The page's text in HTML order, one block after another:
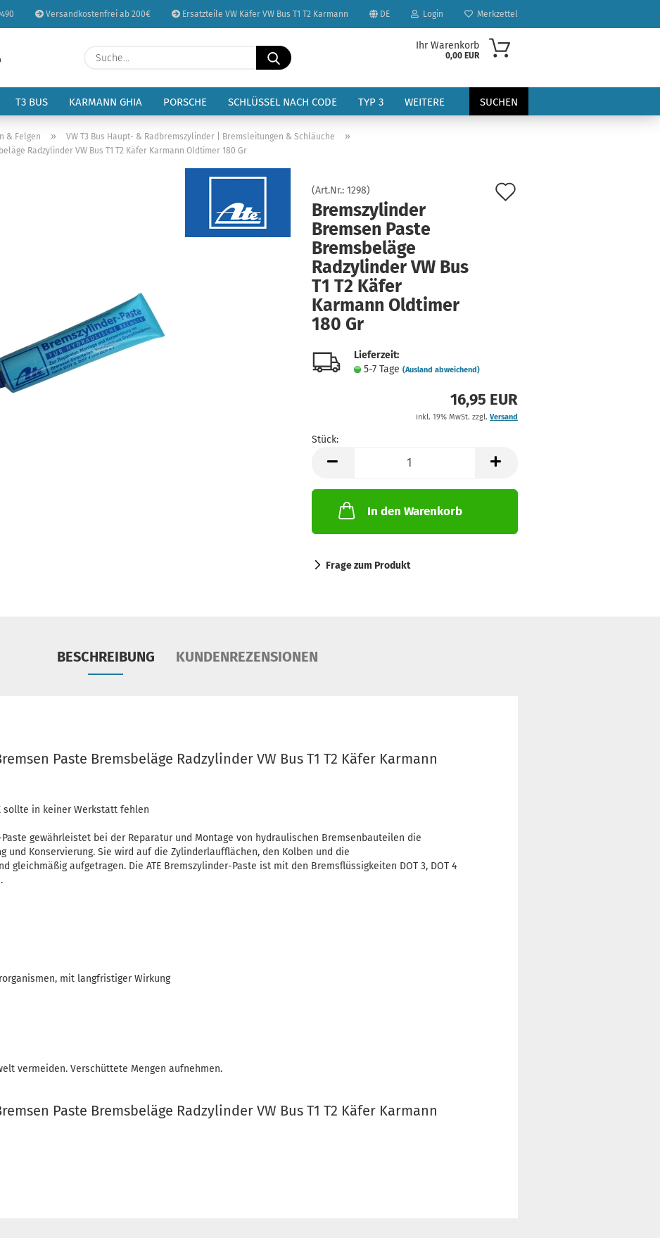
Versandkostenfrei ab 200€ Ersatzteile VW Käfer VW Bus T1 T2 Karmann DE
Sprache auswählen
Lieferland
Login
Konto erstellen
Passwort vergessen?
Merkzettel
Suche...
Ihr Warenkorb
0,00 EUR
T3 BUS KARMANN GHIA PORSCHE SCHLÜSSEL NACH CODE TYP 3 SUCHEN
WEITERE
& Felgen » VW T3 Bus Haupt- & Radbremszylinder | Bremsleitungen & Schläuche »
Radzylinder VW Bus T1 T2 Käfer Karmann Oldtimer 180 Gr
(Art.Nr.: 1298)
Bremszylinder
Bremsen Paste
Bremsbeläge
Radzylinder VW Bus
T1 T2 Käfer
Karmann Oldtimer
180 Gr
Lieferzeit:
5-7 Tage (Ausland abweichend)
16,95 EUR
inkl. 19% MwSt. zzgl. Versand
Stück:
Stück
In den Warenkorb
Frage zum Produkt
BESCHREIBUNG KUNDENREZENSIONEN
Paste Bremsbeläge Radzylinder VW Bus T1 T2 Käfer Karmann
sollte in keiner Werkstatt fehlen
Paste gewährleistet bei der Reparatur und Montage von hydraulischen Bremsenbauteilen die
und Konservierung. Sie wird auf die Zylinderlaufflächen, den Kolben und die
gleichmäßig aufgetragen. Die ATE Bremszylinder-Paste ist mit den Bremsflüssigkeiten DOT 3, DOT 4
mit langfristiger Wirkung
vermeiden. Verschüttete Mengen aufnehmen.
Paste Bremsbeläge Radzylinder VW Bus T1 T2 Käfer Karmann